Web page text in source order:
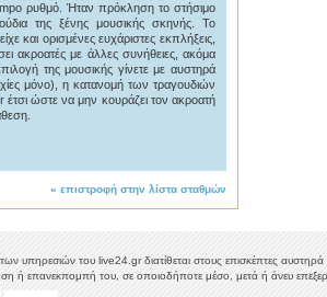
ρυθμό. Ήταν πρόκληση το στήσιμο
της ξένης μουσικής σκηνής. Το
και ορισμένες ευχάριστες εκπλήξεις,
ακροατές με άλλες συνήθειες, ακόμα
της μουσικής γίνετε με αυστηρά
μόνο), η κατανομή των τραγουδιών
ώστε να μην κουράζει τον ακροατή
« επιστροφή στην λίστα σταθμών
υπηρεσιών του live24.gr διατίθεται στους επισκέπτες
ή επανεκπομπή του, σε οποιοδήποτε μέσο, μετά ή άνευ